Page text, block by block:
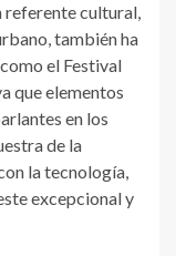
referente cultural,
también ha
el Festival
que elementos
en los
de la
la tecnología,
excepcional y